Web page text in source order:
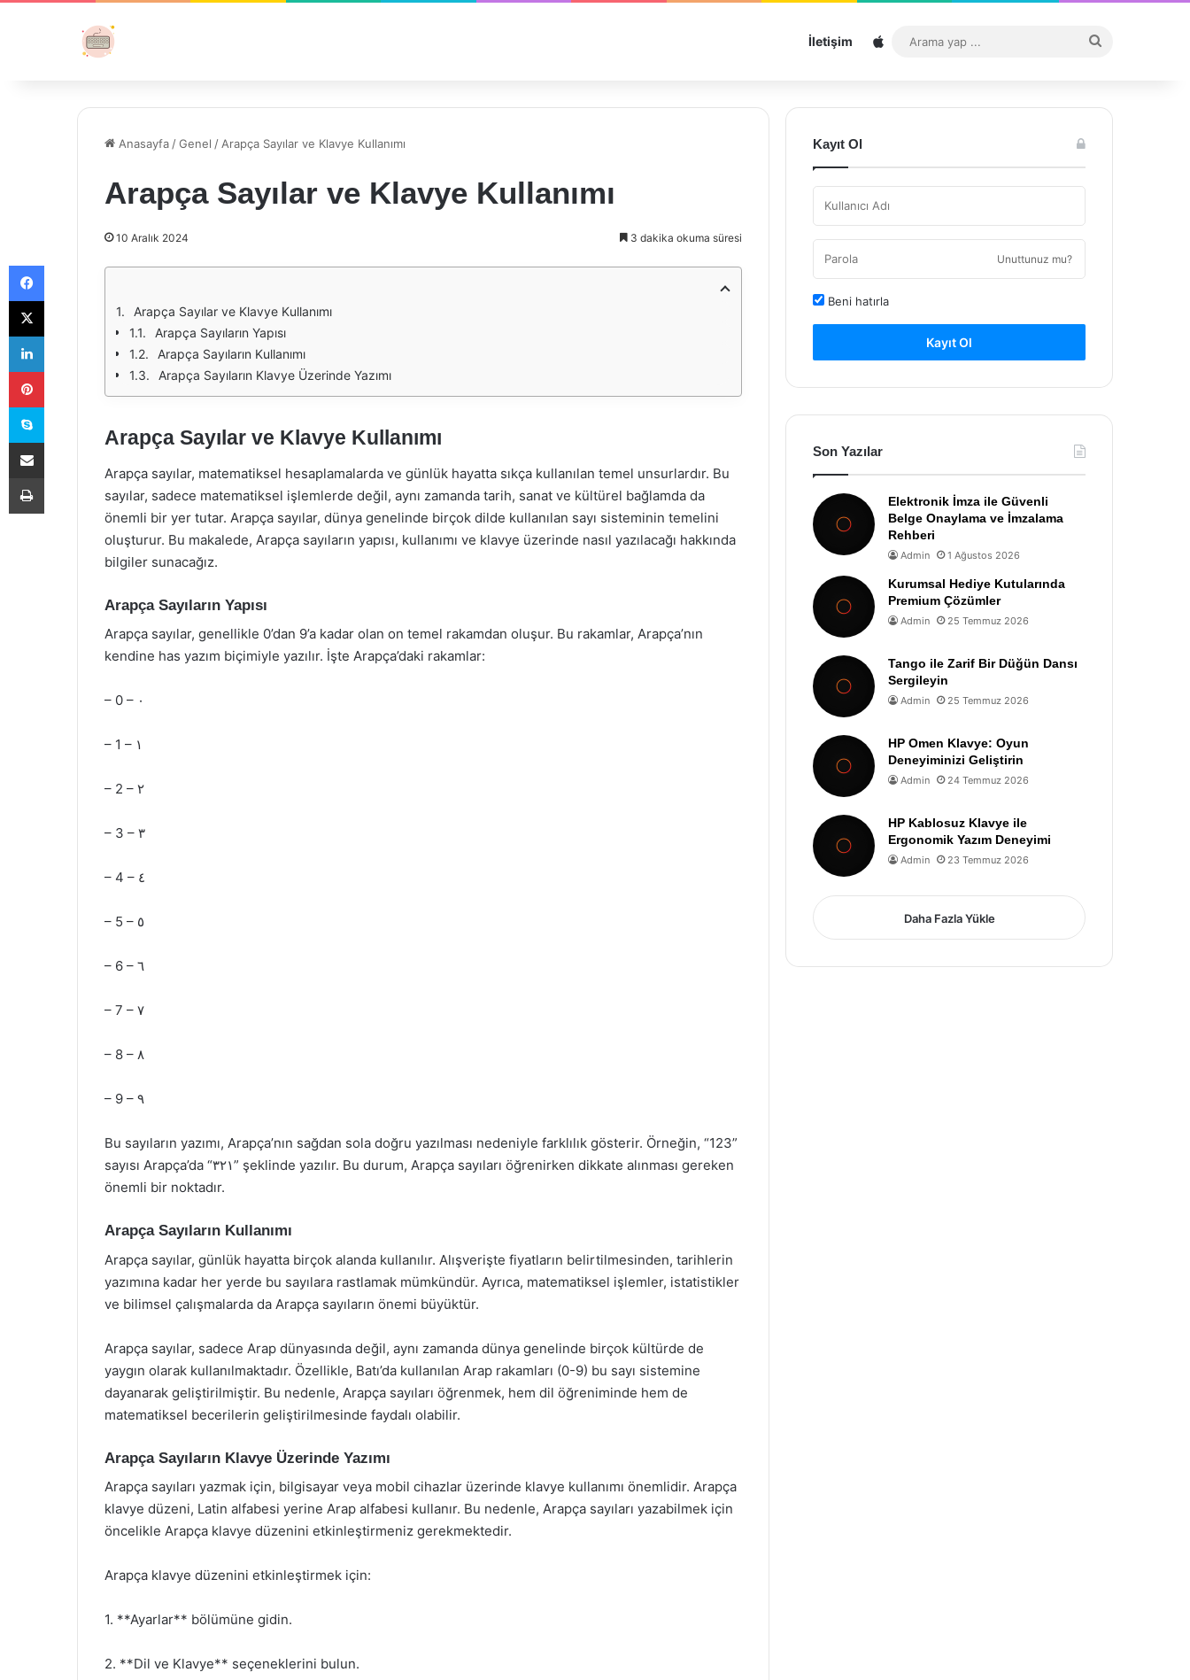
İletişim Sitemap
...
Anasayfa /Genel / Arapça Sayılar ve Klavye Kullanımı
Arapça Sayılar ve Klavye Kullanımı
10 Aralık 2024 3 dakika okuma süresi
Arapça Sayılar ve Klavye Kullanımı
Arapça Sayıların Yapısı
Arapça Sayıların Kullanımı
Arapça Sayıların Klavye Üzerinde Yazımı
Arapça Sayılar ve Klavye Kullanımı
Arapça sayılar, matematiksel hesaplamalarda ve günlük hayatta sıkça kullanılan temel unsurlardır. Bu
sayılar, sadece matematiksel işlemlerde değil, aynı zamanda tarih, sanat ve kültürel bağlamda da
önemli bir yer tutar. Arapça sayılar, dünya genelinde birçok dilde kullanılan sayı sisteminin temelini
oluşturur. Bu makalede, Arapça sayıların yapısı, kullanımı ve klavye üzerinde nasıl yazılacağı hakkında
bilgiler sunacağız.
Arapça Sayıların Yapısı
Arapça sayılar, genellikle 0’dan 9’a kadar olan on temel rakamdan oluşur. Bu rakamlar, Arapça’nın
kendine has yazım biçimiyle yazılır. İşte Arapça’daki rakamlar:
– 0 – ٠
– 1 – ١
– 2 – ٢
– 3 – ٣
– 4 – ٤
– 5 – ٥
– 6 – ٦
– 7 – ٧
– 8 – ٨
– 9 – ٩
Bu sayıların yazımı, Arapça’nın sağdan sola doğru yazılması nedeniyle farklılık gösterir. Örneğin, “123”
sayısı Arapça’da “٣٢١” şeklinde yazılır. Bu durum, Arapça sayıları öğrenirken dikkate alınması gereken
önemli bir noktadır.
Arapça Sayıların Kullanımı
Arapça sayılar, günlük hayatta birçok alanda kullanılır. Alışverişte fiyatların belirtilmesinden, tarihlerin
yazımına kadar her yerde bu sayılara rastlamak mümkündür. Ayrıca, matematiksel işlemler, istatistikler
ve bilimsel çalışmalarda da Arapça sayıların önemi büyüktür.
Arapça sayılar, sadece Arap dünyasında değil, aynı zamanda dünya genelinde birçok kültürde de
yaygın olarak kullanılmaktadır. Özellikle, Batı’da kullanılan Arap rakamları (0-9) bu sayı sistemine
dayanarak geliştirilmiştir. Bu nedenle, Arapça sayıları öğrenmek, hem dil öğreniminde hem de
matematiksel becerilerin geliştirilmesinde faydalı olabilir.
Arapça Sayıların Klavye Üzerinde Yazımı
Arapça sayıları yazmak için, bilgisayar veya mobil cihazlar üzerinde klavye kullanımı önemlidir. Arapça
klavye düzeni, Latin alfabesi yerine Arap alfabesi kullanır. Bu nedenle, Arapça sayıları yazabilmek için
öncelikle Arapça klavye düzenini etkinleştirmeniz gerekmektedir.
Arapça klavye düzenini etkinleştirmek için:
1. **Ayarlar** bölümüne gidin.
2. **Dil ve Klavye** seçeneklerini bulun.
Kayıt Ol
Unuttunuz mu?
Beni hatırla
Kayıt Ol
Son Yazılar
Elektronik İmza ile Güvenli
Belge Onaylama ve İmzalama
Rehberi
Admin 1 Ağustos 2026
Kurumsal Hediye Kutularında
Premium Çözümler
Admin 25 Temmuz 2026
Tango ile Zarif Bir Düğün Dansı
Sergileyin
Admin 25 Temmuz 2026
HP Omen Klavye: Oyun
Deneyiminizi Geliştirin
Admin 24 Temmuz 2026
HP Kablosuz Klavye ile
Ergonomik Yazım Deneyimi
Admin 23 Temmuz 2026
Daha Fazla Yükle
Facebook
X
LinkedIn
Pinterest
Skype
E-Posta ile paylaş